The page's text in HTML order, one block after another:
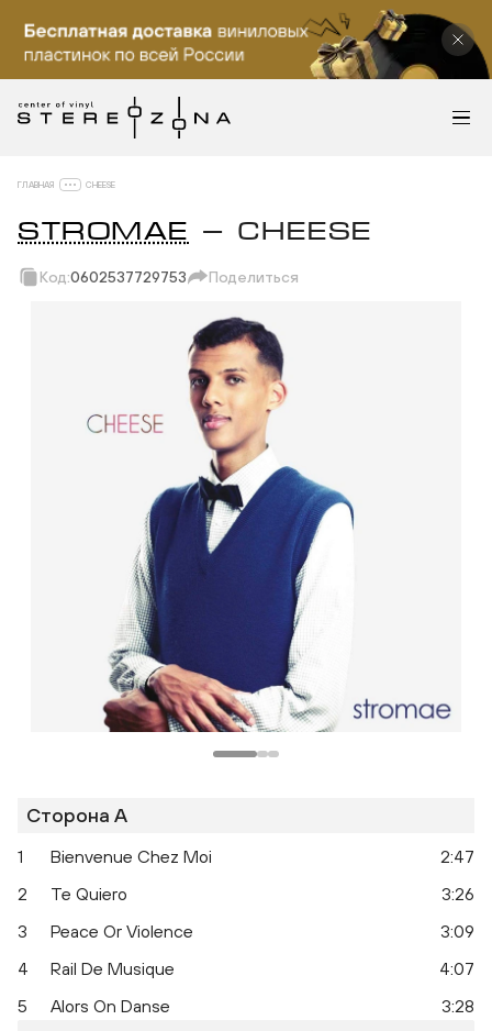
ГЛАВНАЯ CHEESE
STROMAE — CHEESE
Код:0602537729753 Поделиться
Скопировать ссылку
Телеграм
ВКонтакте
Одноклассники
Сторона A
1 Bienvenue Chez Moi
2:47
2
Te Quiero
3:26
3
Peace Or Violence
3:09
4
Rail De Musique
4:07
5
Alors On Danse 3:28